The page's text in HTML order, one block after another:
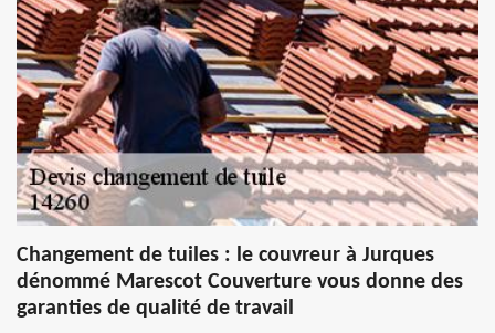
Changement de tuiles : le couvreur à Jurques
dénommé Marescot Couverture vous donne des
garanties de qualité de travail